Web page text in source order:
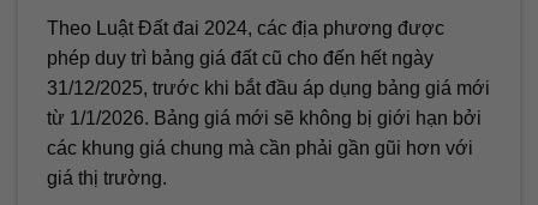
Theo Luật Đất đai 2024, các địa phương được
phép duy trì bảng giá đất cũ cho đến hết ngày
31/12/2025, trước khi bắt đầu áp dụng bảng giá mới
từ 1/1/2026. Bảng giá mới sẽ không bị giới hạn bởi
các khung giá chung mà cần phải gần gũi hơn với
giá thị trường.